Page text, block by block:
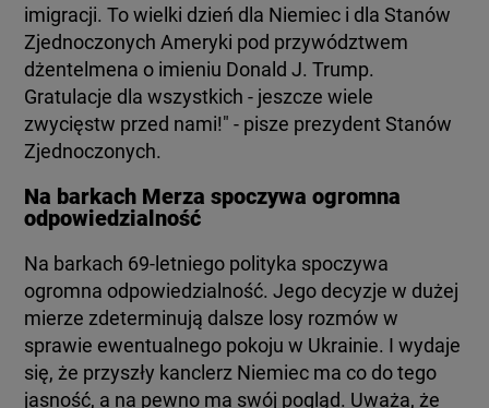
imigracji. To wielki dzień dla Niemiec i dla Stanów
Zjednoczonych Ameryki pod przywództwem
dżentelmena o imieniu Donald J. Trump.
Gratulacje dla wszystkich - jeszcze wiele
zwycięstw przed nami!" - pisze prezydent Stanów
Zjednoczonych.
Na barkach Merza spoczywa ogromna
odpowiedzialność
Na barkach 69-letniego polityka spoczywa
ogromna odpowiedzialność. Jego decyzje w dużej
mierze zdeterminują dalsze losy rozmów w
sprawie ewentualnego pokoju w Ukrainie. I wydaje
się, że przyszły kanclerz Niemiec ma co do tego
jasność, a na pewno ma swój pogląd. Uważa, że